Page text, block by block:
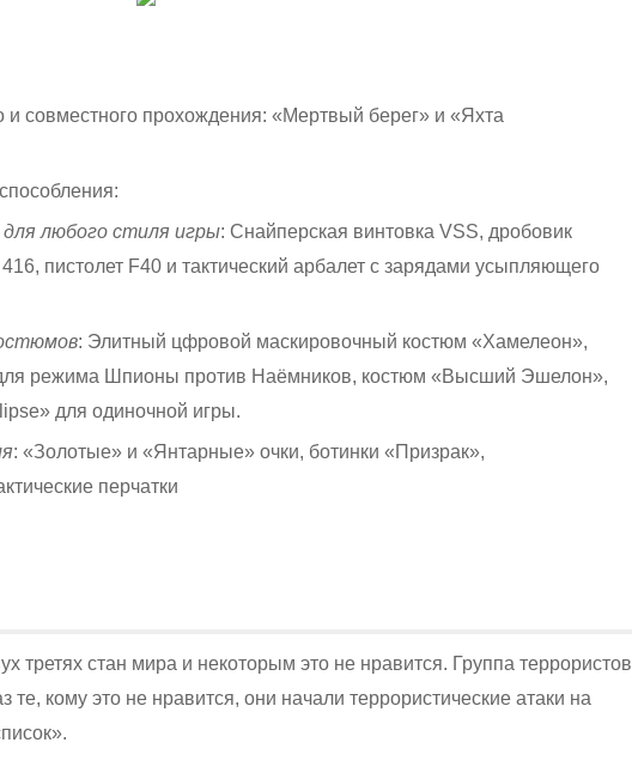
совместного прохождения: «Мертвый берег» и «Яхта
любого стиля игры: Снайперская винтовка VSS, дробовик
пистолет F40 и тактический арбалет с зарядами усыпляющего
: Элитный цфровой маскировочный костюм «Хамелеон»,
режима Шпионы против Наёмников, костюм «Высший Эшелон»,
для одиночной игры.
: «Золотые» и «Янтарные» очки, ботинки «Призрак»,
перчатки
третях стан мира и некоторым это не нравится. Группа террористов
кому это не нравится, они начали террористические атаки на